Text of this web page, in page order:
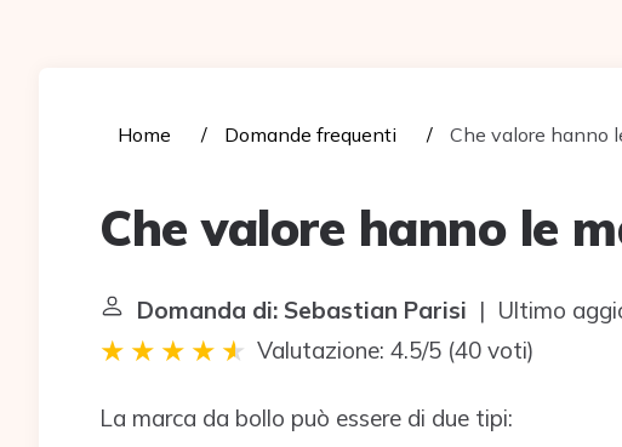
Home Domande frequenti Che valore hanno
Che valore hanno le
Domanda di: Sebastian Parisi | Ultimo
Valutazione: 4.5/5 (40 voti)
La marca da bollo può essere di due tipi: